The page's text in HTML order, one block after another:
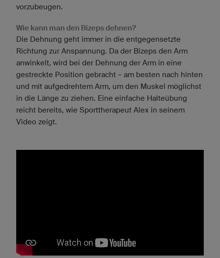
vorzubeugen.
Wie kann man den Bizeps dehnen?
Die Dehnung geht immer in die entgegensetzte
Richtung zur Anspannung. Da der Bizeps den Arm
anwinkelt, wird bei der Dehnung der Arm in eine
gestreckte Position gebracht – am besten nach hinten
und mit aufgedrehtem Arm, um den Muskel möglichst
in die Länge zu ziehen. Eine einfache Halteübung
reicht bereits, wie Sporttherapeut Alex in seinem
Video zeigt.